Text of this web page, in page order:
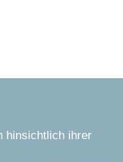
hinsichtlich ihrer